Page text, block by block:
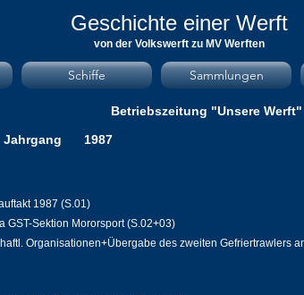
Geschichte einer Werft
von der Volkswerft zu MV Werften
Schiffe Sammlungen
Betriebszeitung "Unsere Werft"
Jahrgang 1987
1987 (S.01)
GST-Sektion Mororsport (S.02+03)
Organisationen+Übergabe des zweiten Gefriertrawlers